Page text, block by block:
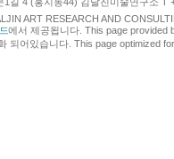
ART RESEARCH AND
에서 제공됩니다. This page provided
되어있습니다. This page optimized